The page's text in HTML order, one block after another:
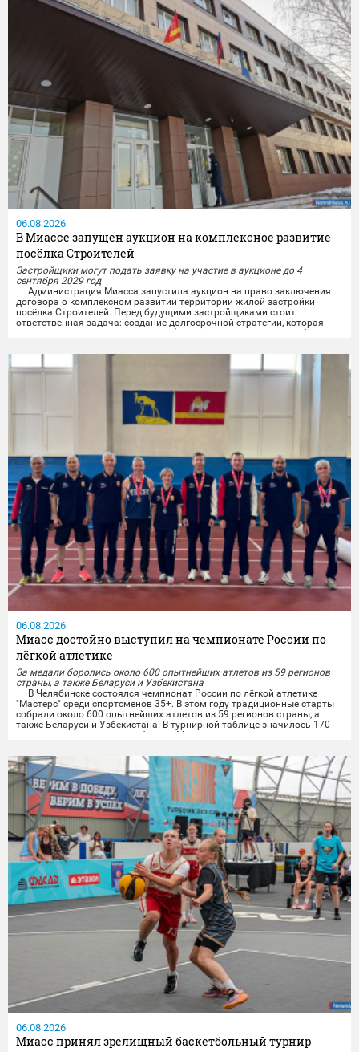
06.08.2026
В Миассе запущен аукцион на комплексное развитие
посёлка Строителей
Застройщики могут подать заявку на участие в аукционе до 4
сентября 2029 год
Администрация Миасса запустила аукцион на право заключения
договора о комплексном развитии территории жилой застройки
посёлка Строителей.️ Перед будущими застройщиками стоит
ответственная задача: создание долгосрочной стратегии, которая
свяжет разные важные элементы (жильё, транспорт, досуг, рабочие
улучшили повседневную жизнь...
06.08.2026
Миасс достойно выступил на чемпионате России по
лёгкой атлетике
За медали боролись около 600 опытнейших атлетов из 59 регионов
страны, а также Беларуси и Узбекистана
В Челябинске состоялся чемпионат России по лёгкой атлетике
"Мастерс" среди спортсменов 35+. В этом году традиционные старты
собрали около 600 опытнейших атлетов из 59 регионов страны, а
также Беларуси и Узбекистана. В турнирной таблице значилось 170
городов, среди которых и сборная Миасса.
личных дистанциях и в командной эстафете....
06.08.2026
Миасс принял зрелищный баскетбольный турнир